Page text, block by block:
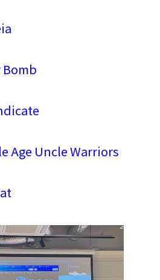
Bomb
Age Uncle Warriors